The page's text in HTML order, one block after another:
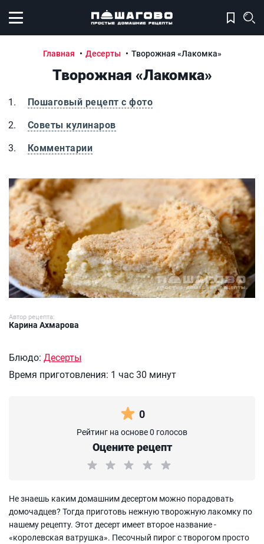
Открыть меню
Главная Десерты Творожная «Лакомка»
Творожная «Лакомка»
Пошаговый рецепт с фото
Советы кулинаров
Комментарии
Творожная «Лакомка»
Автор рецепта:
Карина Ахмарова
Блюдо: Десерты
Время приготовления: 1 час 30 минут
0
Рейтинг на основе 0 голосов
Оцените рецепт
Не знаешь каким домашним десертом можно порадовать
домочадцев? Тогда приготовь нежную творожную лакомку по
нашему рецепту. Этот десерт имеет второе название -
«королевская ватрушка». Песочный пирог с творогом просто